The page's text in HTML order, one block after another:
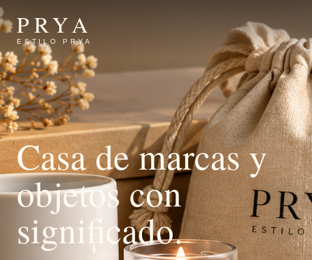
PRYA
ESTILO PRYA
Casa de marcas y
objetos con
significado.